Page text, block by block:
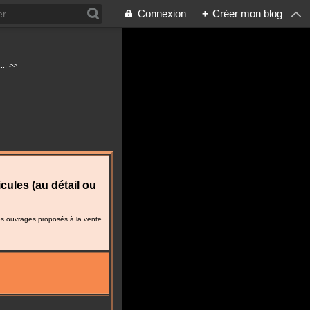
Connexion + Créer mon blog
>>
(au détail ou
ouvrages proposés à la vente...